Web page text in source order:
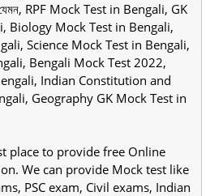
যেমন, RPF Mock Test in Bengali, GK
Biology Mock Test in Bengali,
Science Mock Test in Bengali,
Bengali Mock Test 2022,
Indian Constitution and
Geography GK Mock Test in
place to provide free Online
We can provide Mock test like
PSC exam, Civil exams, Indian